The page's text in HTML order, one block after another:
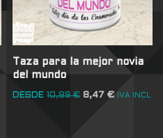
Taza para la mejor novia
del mundo
DESDE 10,89€ 8,47€ IVA INCL